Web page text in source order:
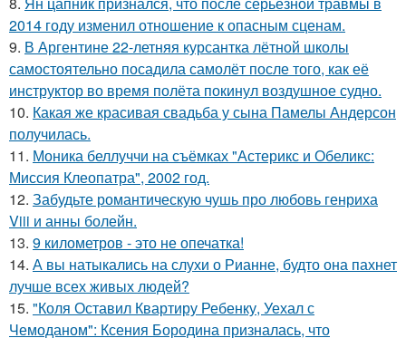
2014 году изменил отношение к опасным сценам.
9. В Аргентине 22-летняя курсантка лётной школы
самостоятельно посадила самолёт после того, как её
инструктор во время полёта покинул воздушное судно.
10. Какая же красивая свадьба у сына Памелы Андерсон
получилась.
11. Моника беллуччи на съёмках "Астерикс и Обеликс:
Миссия Клеопатра", 2002 год.
12. Забудьте романтическую чушь про любовь генриха
Viii и анны болейн.
13. 9 километров - это не опечатка!
14. А вы натыкались на слухи о Рианне, будто она пахнет
лучше всех живых людей?
15. "Коля Оставил Квартиру Ребенку, Уехал с
Чемоданом": Ксения Бородина призналась, что